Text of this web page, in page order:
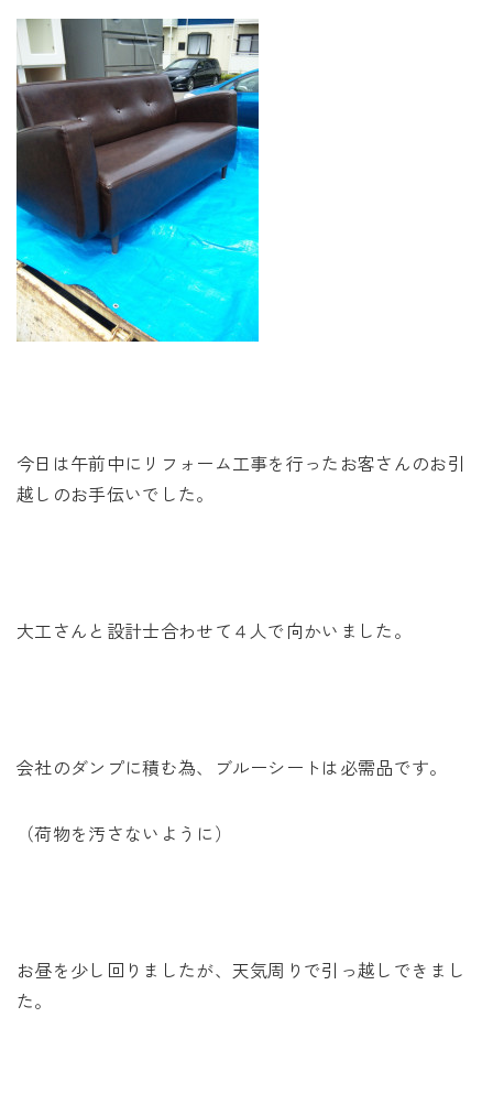
未来に住み継ぐ平屋
会社情報
Tel. 0257-27-2157
今日は午前中にリフォーム工事を行ったお客さんのお引
越しのお手伝いでした。
大工さんと設計士合わせて４人で向かいました。
会社のダンプに積む為、ブルーシートは必需品です。
（荷物を汚さないように）
お昼を少し回りましたが、天気周りで引っ越しできまし
た。